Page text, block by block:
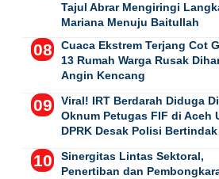
Tajul Abrar Mengiringi
Mariana Menuju Baitullah
Cuaca Ekstrem Terjang Cot
13 Rumah Warga Rusak
Angin Kencang
Viral! IRT Berdarah Diduga
Oknum Petugas FIF di Aceh
DPRK Desak Polisi Bertindak
Sinergitas Lintas Sektoral,
Penertiban dan